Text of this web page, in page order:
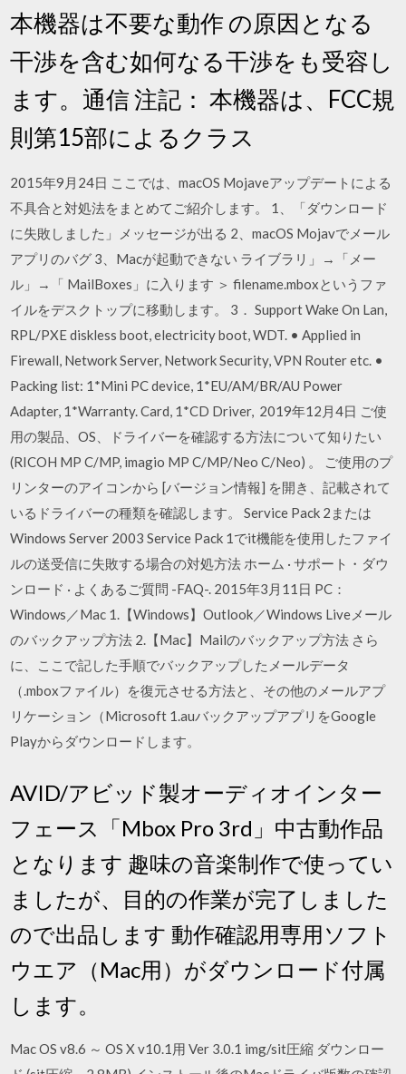
本機器は不要な動作 の原因となる
干渉を含む如何なる干渉をも受容し
ます。通信 注記： 本機器は、FCC規
則第15部によるクラス
2015年9月24日 ここでは、macOS Mojaveアップデートによる
不具合と対処法をまとめてご紹介します。 1、「ダウンロード
に失敗しました」メッセージが出る 2、macOS Mojavでメール
アプリのバグ 3、Macが起動できない ライブラリ」→「メー
ル」→「 MailBoxes」に入ります ＞ filename.mboxというファ
イルをデスクトップに移動します。 3． Support Wake On Lan,
RPL/PXE diskless boot, electricity boot, WDT. • Applied in
Firewall, Network Server, Network Security, VPN Router etc. •
Packing list: 1*Mini PC device, 1*EU/AM/BR/AU Power
Adapter, 1*Warranty. Card, 1*CD Driver, 2019年12月4日 ご使
用の製品、OS、ドライバーを確認する方法について知りたい
(RICOH MP C/MP, imagio MP C/MP/Neo C/Neo) 。 ご使用のプ
リンターのアイコンから [バージョン情報] を開き、記載されて
いるドライバーの種類を確認します。 Service Pack 2または
Windows Server 2003 Service Pack 1でit機能を使用したファイ
ルの送受信に失敗する場合の対処方法 ホーム · サポート・ダウ
ンロード · よくあるご質問 -FAQ-. 2015年3月11日 PC：
Windows／Mac 1.【Windows】Outlook／Windows Liveメール
のバックアップ方法 2.【Mac】Mailのバックアップ方法 さら
に、ここで記した手順でバックアップしたメールデータ
（.mboxファイル）を復元させる方法と、その他のメールアプ
リケーション（Microsoft 1.auバックアップアプリをGoogle
Playからダウンロードします。
AVID/アビッド製オーディオインター
フェース「Mbox Pro 3rd」中古動作品
となります 趣味の音楽制作で使ってい
ましたが、目的の作業が完了しました
ので出品します 動作確認用専用ソフト
ウエア（Mac用）がダウンロード付属
します。
Mac OS v8.6 ～ OS X v10.1用 Ver 3.0.1 img/sit圧縮 ダウンロー